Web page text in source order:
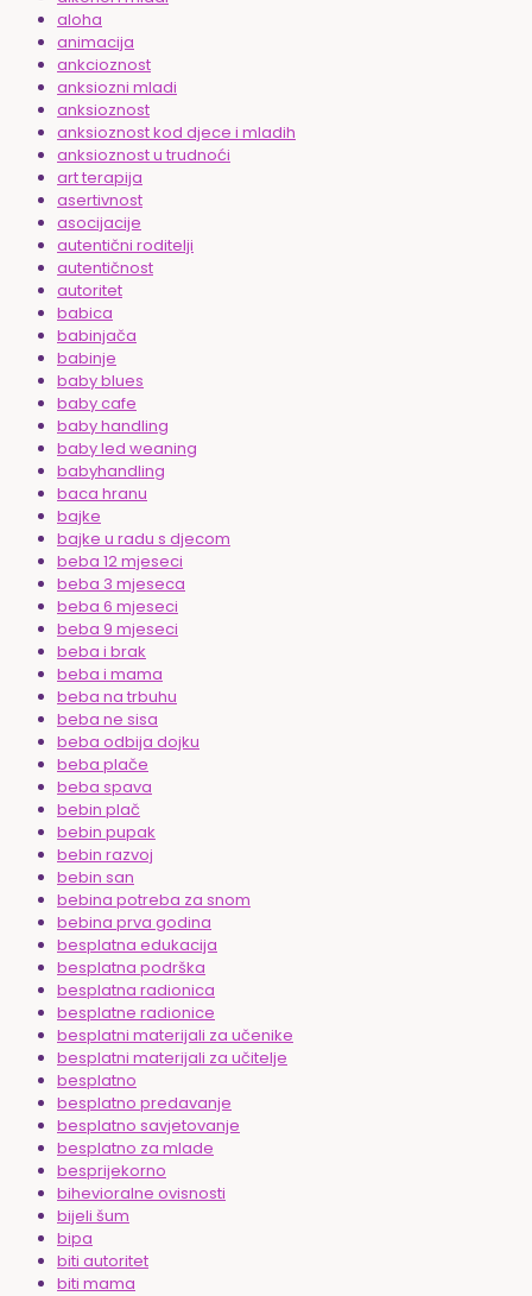
aloha
animacija
ankcioznost
anksiozni mladi
anksioznost
anksioznost kod djece i mladih
anksioznost u trudnoći
art terapija
asertivnost
asocijacije
autentični roditelji
autentičnost
autoritet
babica
babinjača
babinje
baby blues
baby cafe
baby handling
baby led weaning
babyhandling
baca hranu
bajke
bajke u radu s djecom
beba 12 mjeseci
beba 3 mjeseca
beba 6 mjeseci
beba 9 mjeseci
beba i brak
beba i mama
beba na trbuhu
beba ne sisa
beba odbija dojku
beba plače
beba spava
bebin plač
bebin pupak
bebin razvoj
bebin san
bebina potreba za snom
bebina prva godina
besplatna edukacija
besplatna podrška
besplatna radionica
besplatne radionice
besplatni materijali za učenike
besplatni materijali za učitelje
besplatno
besplatno predavanje
besplatno savjetovanje
besplatno za mlade
besprijekorno
bihevioralne ovisnosti
bijeli šum
bipa
biti autoritet
biti mama